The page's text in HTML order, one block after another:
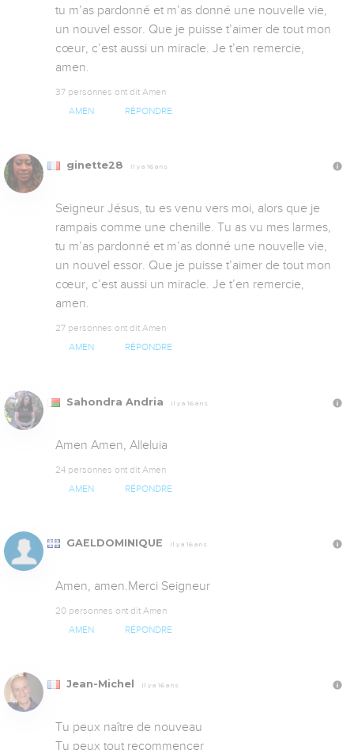
tu m’as pardonné et m’as donné une nouvelle vie,
un nouvel essor. Que je puisse t’aimer de tout mon
cœur, c’est aussi un miracle. Je t’en remercie,
amen.
37 personnes ont dit Amen
AMEN RÉPONDRE
ginette28 Il y a 16 ans
Seigneur Jésus, tu es venu vers moi, alors que je
rampais comme une chenille. Tu as vu mes larmes,
tu m’as pardonné et m’as donné une nouvelle vie,
un nouvel essor. Que je puisse t’aimer de tout mon
cœur, c’est aussi un miracle. Je t’en remercie,
amen.
27 personnes ont dit Amen
AMEN RÉPONDRE
Sahondra Andria Il y a 16 ans
Amen Amen, Alleluia
24 personnes ont dit Amen
AMEN RÉPONDRE
GAELDOMINIQUE Il y a 16 ans
Amen, amen.Merci Seigneur
20 personnes ont dit Amen
AMEN RÉPONDRE
Jean-Michel Il y a 16 ans
Tu peux naître de nouveau
Tu peux tout recommencer